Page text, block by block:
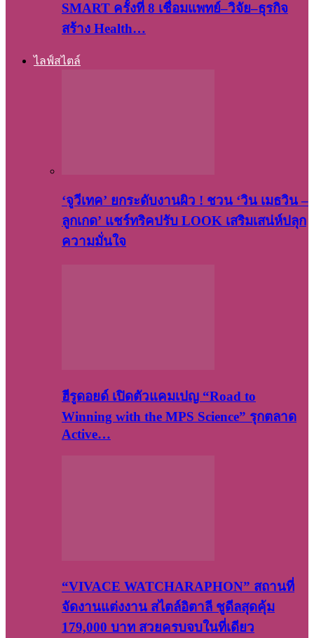
SMART ครั้งที่ 8 เชื่อมแพทย์–วิจัย–ธุรกิจ
สร้าง Health…
ไลฟ์สไตล์
‘จูวีเทค’ ยกระดับงานผิว ! ชวน ‘วิน เมธวิน –
ลูกเกด’ แชร์ทริคปรับ LOOK เสริมเสน่ห์ปลุก
ความมั่นใจ
ฮีรูดอยด์ เปิดตัวแคมเปญ “Road to
Winning with the MPS Science” รุกตลาด
Active…
“VIVACE WATCHARAPHON” สถานที่
จัดงานแต่งงาน สไตล์อิตาลี ชูดีลสุดคุ้ม
179,000 บาท สวยครบจบในที่เดียว